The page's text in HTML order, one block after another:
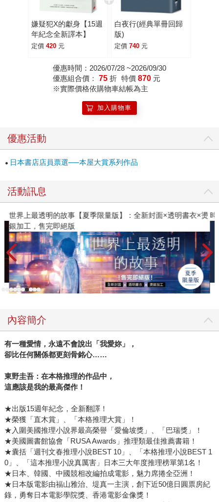
了本格推理小說大獎、入圍書店大獎第三名，更火速改編成
綱，今年夏天不僅續作《魔眼之匣殺人事件》在台出版，電
影也隨之在台上映，台灣觀眾也終於可以繼續享受這系列充
什麼魔力？ 對於故事，評審之一的北村薰下了令人莞爾的可
愛形容：「（閱讀時）就像本來進場看棒球比賽，卻突然變
成看鬥牛。」明明是傳統的棒球比賽，哪來的鬥牛？這正是
《屍人莊殺人事件》有意思的地方。 《屍人莊殺人事件》故
事由正統的夏季合宿展開，乍讀之下是輕盈愉快的本格推理
大呼驚奇，直說絕對不能暴雷才能享受這樣的體驗。而棒球
推理韻味，香港作家陳浩基便說：「讀者大概沒想到從棒球
人莊殺人事件》的魅力其實也正反映了日本大眾小說近年來
的革新浪潮，當推理小說已經俯拾即是，作家該如何變出新
把戲？又如何在「不只是推理」的突破下，仍舊保有閱讀推
理小說時獨有的暢快推演？ 小說家們交出的答案之豐富，恐
怕遠超乎你想像。 日本除了結合秘密元素的本格推理《屍人
莊殺人事件》，也有《謀殺愛麗絲》翻玩童話在前，夢幻王
國瞬間成為血腥大逃殺；更有《夏莉．福爾摩斯與血色的憂
鬱》挑戰福爾摩斯經典，不僅我們熟悉的大偵探搖身一變為
美少女，連搭檔華生都化為女性，重新從女性視角一窺經典
新境地，同樣一雙筷子，在五位作家筆力激盪下，不只層層
魯文化的魔幻物語《洛夫克拉夫特之鄉：逃出絕命村》，精
見面。 小說混搭浪潮正起，這個夏天，你準備好來一場故事
馬拉松了嗎？
嫌疑犯X的獻身【15週
年紀念全新譯本】
定價 420 元
白夜行(經典單冊回歸
版)
定價 740 元
優惠時間：2026/07/28 ~2026/09/30
優惠組合價： 75 折 特價 870 元
※實際價格依購物車結帳為主
加入購物車
優惠活動
日本書店店員票選──本屋大賞系列作品
活動訊息
時報經典展69折起
內容簡介
有一種愛情，永遠不會說出「我愛妳」，
卻比任何關係都更刻骨銘心……
東野圭吾：在本格推理的作品中，
這應該是我的最高傑作！
★出版15週年紀念，全新翻譯！
★榮獲「直木賞」、「本格推理大賞」！
★入圍美國推理小說界最高榮譽「愛倫坡獎」、「巴瑞獎」！
★美國圖書館協會「RUSA Awards」推理類最佳推薦書籍！
★囊括「週刊文春推理小說BEST 10」、「本格推理小說BEST 1
0」、「這本推理小說真厲害」日本三大年度推理榜單第1名！
★日本、韓國、中國競相改編拍成電影，魅力席捲全亞洲！
★日本版電影由福山雅治、堤真一主演，創下近50億日圓票房紀
錄，勇奪日本電影學院獎、香港電影金像獎！